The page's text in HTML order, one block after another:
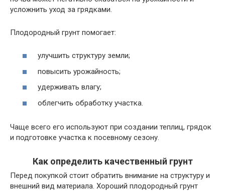
усложнить уход за грядками.
Плодородный грунт помогает:
улучшить структуру земли;
повысить урожайность;
удерживать влагу;
облегчить обработку участка.
Чаще всего его используют при создании теплиц, грядок
и подготовке участка к посевному сезону.
Как определить качественный грунт
Перед покупкой стоит обратить внимание на структуру и
внешний вид материала. Хороший плодородный грунт